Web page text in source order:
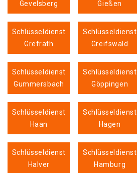
Gevelsberg
Gießen
Schlüsseldienst
Grefrath
Schlüsseldienst
Greifswald
Schlüsseldienst
Gummersbach
Schlüsseldienst
Göppingen
Schlüsseldienst
Haan
Schlüsseldienst
Hagen
Schlüsseldienst
Halver
Schlüsseldienst
Hamburg